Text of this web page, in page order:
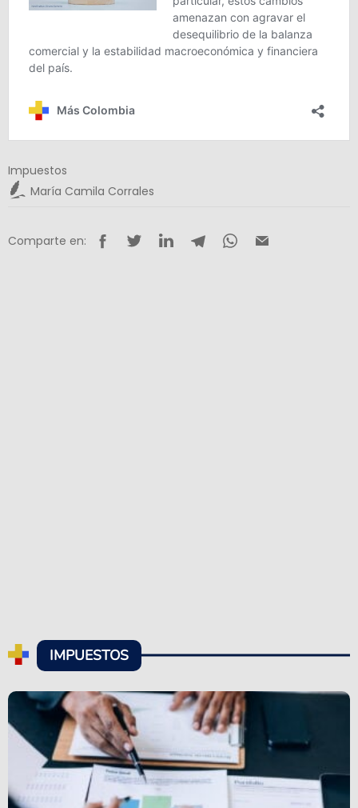
Impuestos
María Camila Corrales
Comparte en:
IMPUESTOS